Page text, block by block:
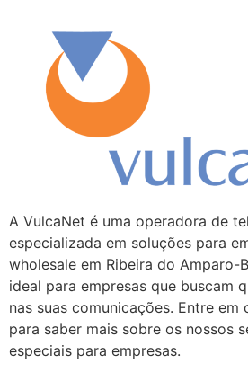
A VulcaNet é uma operadora de
especializada em soluções para
wholesale em Ribeira do Amparo-
ideal para empresas que buscam
nas suas comunicações. Entre
para saber mais sobre os nossos
especiais para empresas.